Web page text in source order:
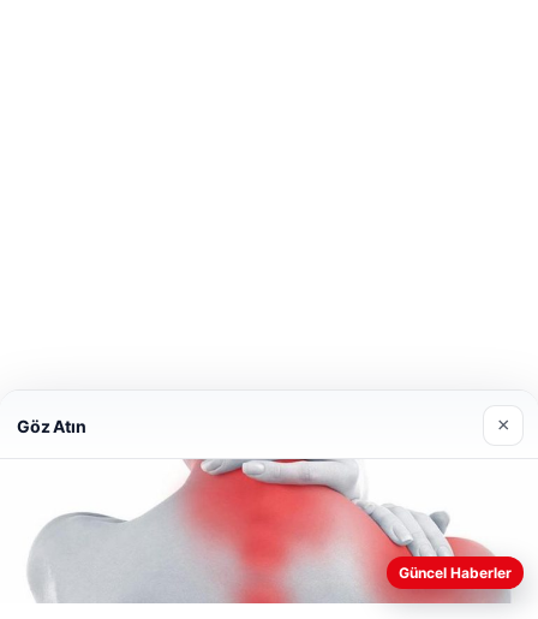
Göz Atın ×
Güncel Haberler